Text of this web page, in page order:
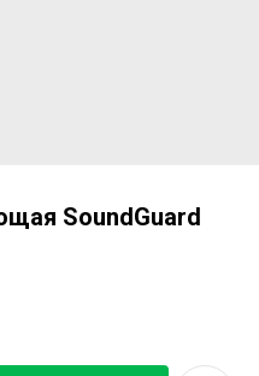
SoundGuard